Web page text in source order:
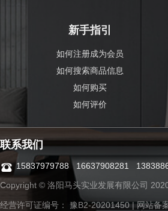
新手指引
如何注册成为会员
如何搜索商品信息
如何购买
如何评价
联系我们
15837979788 16637908281
Copyright © 洛阳马头实业发展有限公司
经营许可证编号： 豫B2-20201450 | 网站备